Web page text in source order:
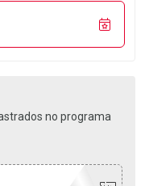
no programa